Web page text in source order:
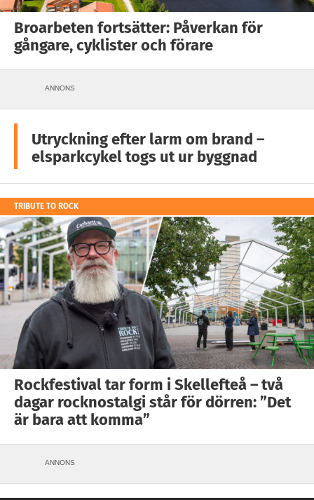
Broarbeten fortsätter: Påverkan för
gångare, cyklister och förare
ANNONS
Utryckning efter larm om brand –
elsparkcykel togs ut ur byggnad
TRIBUTE TO ROCK
Rockfestival tar form i Skellefteå – två
dagar rocknostalgi står för dörren: ”Det
är bara att komma”
ANNONS